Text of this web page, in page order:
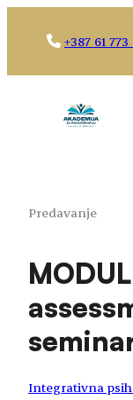
+387 61 773
Predavanje
Integrativna